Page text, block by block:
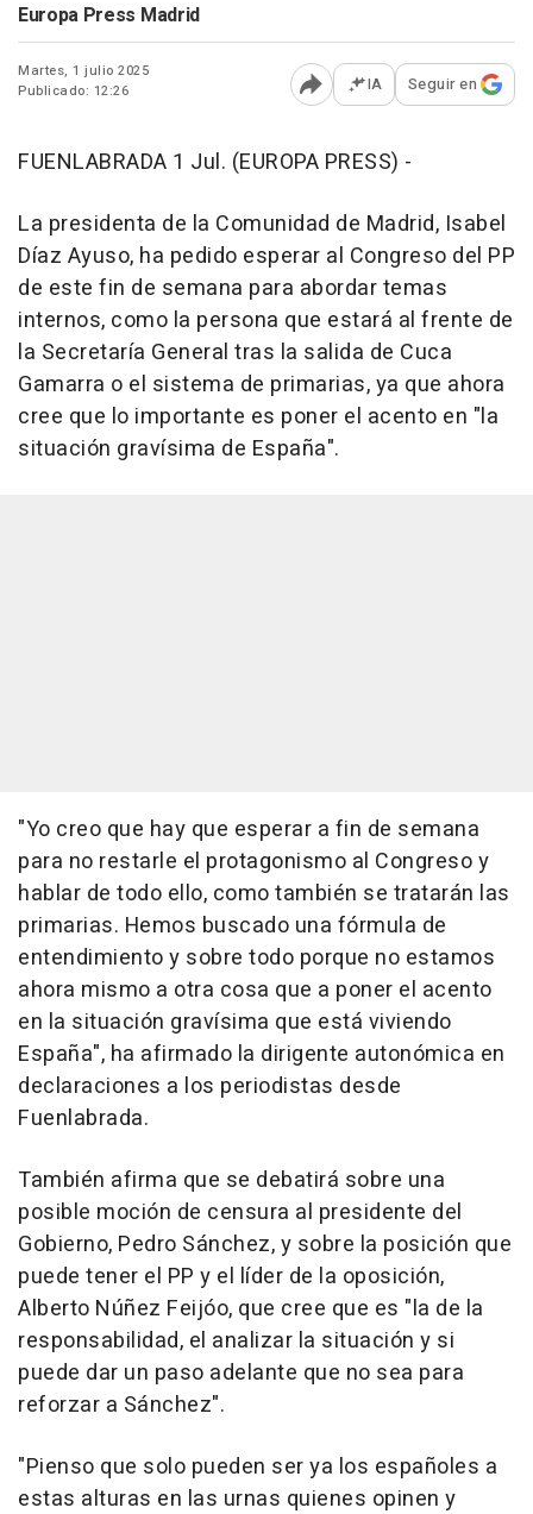
Europa Press Madrid
Martes, 1 julio 2025
Publicado: 12:26
Abrir opciones para
IA Seguir en
FUENLABRADA 1 Jul. (EUROPA PRESS) -
La presidenta de la Comunidad de Madrid, Isabel
Díaz Ayuso, ha pedido esperar al Congreso del PP
de este fin de semana para abordar temas
internos, como la persona que estará al frente de
la Secretaría General tras la salida de Cuca
Gamarra o el sistema de primarias, ya que ahora
cree que lo importante es poner el acento en "la
situación gravísima de España".
"Yo creo que hay que esperar a fin de semana
para no restarle el protagonismo al Congreso y
hablar de todo ello, como también se tratarán las
primarias. Hemos buscado una fórmula de
entendimiento y sobre todo porque no estamos
ahora mismo a otra cosa que a poner el acento
en la situación gravísima que está viviendo
España", ha afirmado la dirigente autonómica en
declaraciones a los periodistas desde
Fuenlabrada.
También afirma que se debatirá sobre una
posible moción de censura al presidente del
Gobierno, Pedro Sánchez, y sobre la posición que
puede tener el PP y el líder de la oposición,
Alberto Núñez Feijóo, que cree que es "la de la
responsabilidad, el analizar la situación y si
puede dar un paso adelante que no sea para
reforzar a Sánchez".
"Pienso que solo pueden ser ya los españoles a
estas alturas en las urnas quienes opinen y